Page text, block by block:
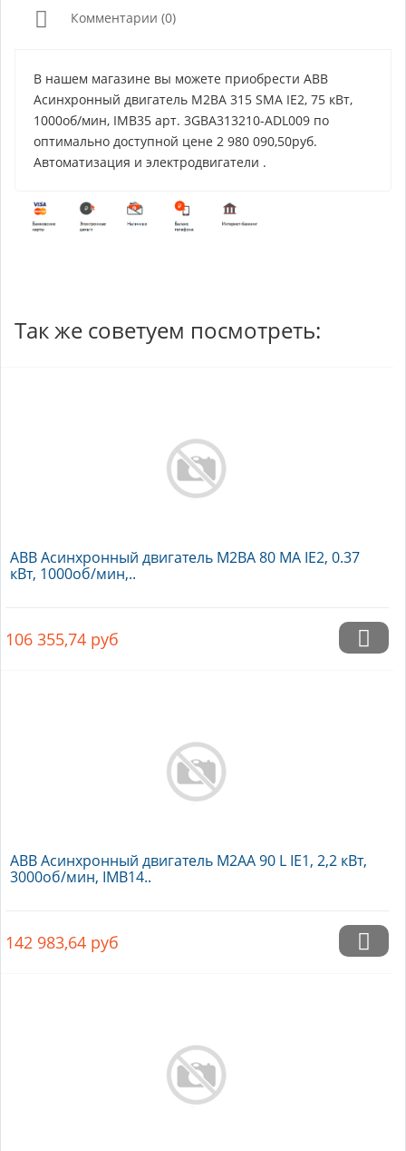
Комментарии (0)
В нашем магазине вы можете приобрести ABB
Асинхронный двигатель M2BA 315 SMA IE2, 75 кВт,
1000об/мин, IMB35 арт. 3GBA313210-ADL009 по
оптимально доступной цене 2 980 090,50руб.
Автоматизация и электродвигатели .
Так же советуем посмотреть:
ABB Асинхронный двигатель M2BA 80 MA IE2, 0.37
кВт, 1000об/мин,..
106 355,74 руб
ABB Асинхронный двигатель M2AA 90 L IE1, 2,2 кВт,
3000об/мин, IMB14..
142 983,64 руб